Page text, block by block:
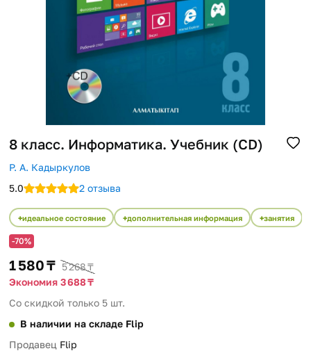
8 класс. Информатика. Учебник (CD)
Р. А. Кадыркулов
5.0
2 отзыва
идеальное состояние дополнительная информация занятия
-70%
1 580 ₸ 5 268 ₸
Экономия 3 688 ₸
Со скидкой только 5 шт.
В наличии на складе Flip
Продавец Flip
Способы доставки
Способы оплаты